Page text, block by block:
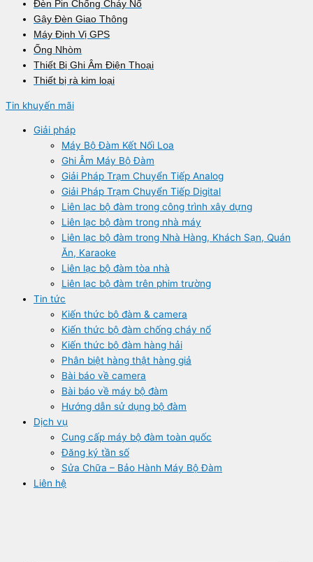
Đèn Pin Chống Cháy Nổ
Gậy Đèn Giao Thông
Máy Định Vị GPS
Ống Nhòm
Thiết Bị Ghi Âm Điện Thoại
Thiết bị rà kim loại
Tin khuyến mãi
Giải pháp
Máy Bộ Đàm Kết Nối Loa
Ghi Âm Máy Bộ Đàm
Giải Pháp Trạm Chuyển Tiếp Analog
Giải Pháp Trạm Chuyển Tiếp Digital
Liên lạc bộ đàm trong công trình xây dựng
Liên lạc bộ đàm trong nhà máy
Liên lạc bộ đàm trong Nhà Hàng, Khách Sạn, Quán
Ăn, Karaoke
Liên lạc bộ đàm tòa nhà
Liên lạc bộ đàm trên phim trường
Tin tức
Kiến thức bộ đàm & camera
Kiến thức bộ đàm chống cháy nổ
Kiến thức bộ đàm hàng hải
Phân biệt hàng thật hàng giả
Bài báo về camera
Bài báo về máy bộ đàm
Hướng dẫn sử dụng bộ đàm
Dịch vụ
Cung cấp máy bộ đàm toàn quốc
Đăng ký tần số
Sửa Chữa – Bảo Hành Máy Bộ Đàm
Liên hệ